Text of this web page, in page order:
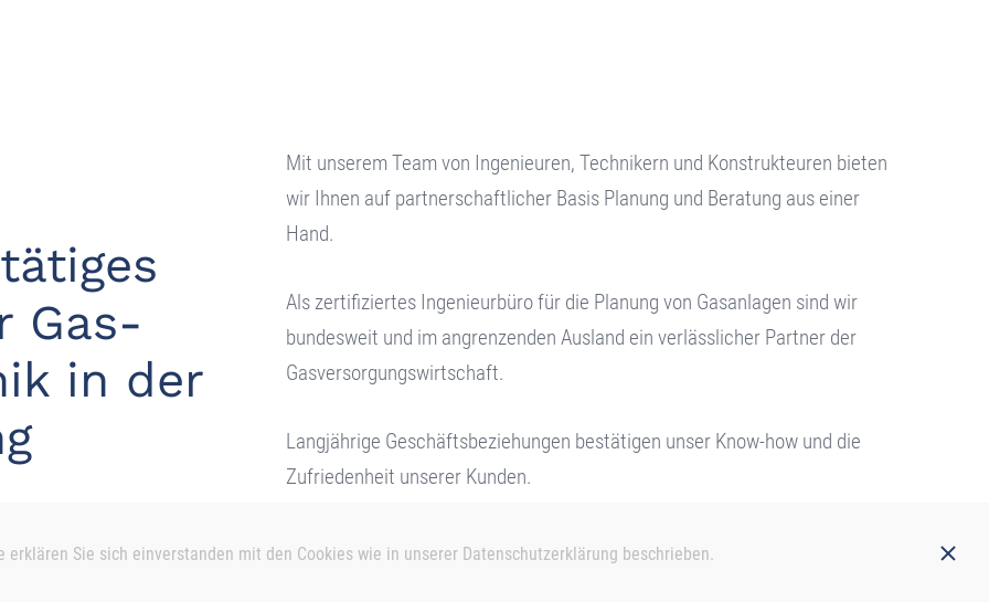
Gas-
in der
Mit unserem Team von Ingenieuren, Technikern und Konstrukteuren bieten
wir Ihnen auf partnerschaftlicher Basis Planung und Beratung aus einer
Hand.
Als zertifiziertes Ingenieurbüro für die Planung von Gasanlagen sind wir
bundesweit und im angrenzenden Ausland ein verlässlicher Partner der
Gasversorgungswirtschaft.
Langjährige Geschäftsbeziehungen bestätigen unser Know-how und die
Zufriedenheit unserer Kunden.
erklären Sie sich einverstanden mit den Cookies wie in unserer Datenschutzerklärung beschrieben.